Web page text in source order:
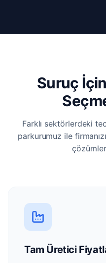
Suruç
Farklı sektörlerdeki
parkurumuz ile
Tam Üretici